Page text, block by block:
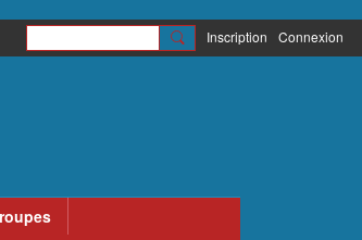
Inscription Connexion